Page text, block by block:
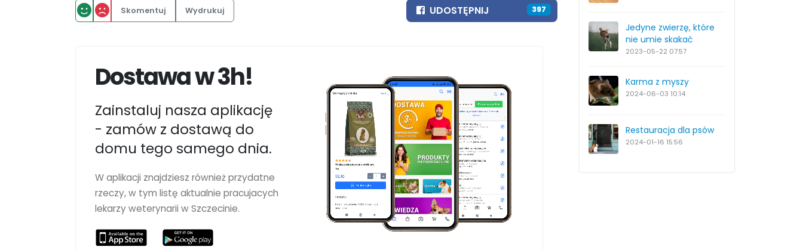
Jedyne zwierzę, które
nie umie skakać
2023-05-22 07:57
Karma z myszy
2024-06-03 10:14
Restauracja dla psów
2024-01-16 15:56
Skomentuj Wydrukuj UDOSTĘPNIJ 397
Dostawa w 3h!
Zainstaluj nasza aplikację
- zamów z dostawą do
domu tego samego dnia.
W aplikacji znajdziesz również przydatne
rzeczy, w tym listę aktualnie pracujacych
lekarzy weterynarii w Szczecinie.